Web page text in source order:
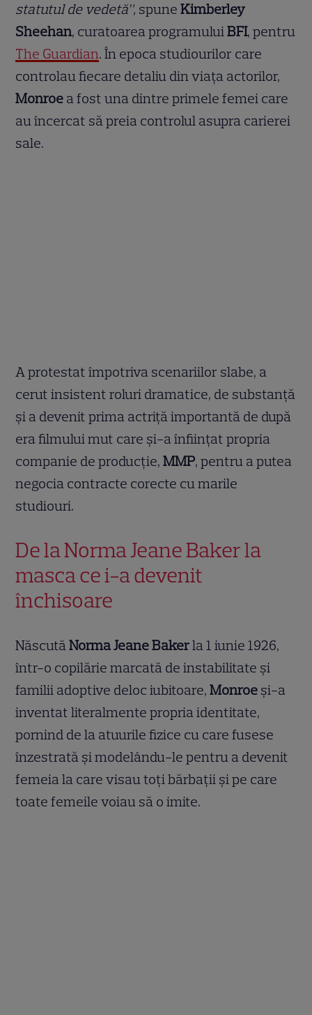
statutul de vedetă”, spuneKimberley
Sheehan, curatoarea programuluiBFI, pentru
The Guardian. În epoca studiourilor care
controlau fiecare detaliu din viața actorilor,
Monroe a fost una dintre primele femei care
au încercat să preia controlul asupra carierei
sale.
A protestat împotriva scenariilor slabe, a
cerut insistent roluri dramatice, de substanță
și a devenit prima actriță importantă de după
era filmului mut care și-a înființat propria
companie de producție,MMP, pentru a putea
negocia contracte corecte cu marile
studiouri.
De la Norma Jeane Baker la
masca ce i-a devenit
închisoare
NăscutăNorma Jeane Bakerla 1 iunie 1926,
într-o copilărie marcată de instabilitate și
familii adoptive deloc iubitoare,Monroe și-a
inventat literalmente propria identitate,
pornind de la atuurile fizice cu care fusese
înzestrată și modelându-le pentru a devenit
femeia la care visau toți bărbații și pe care
toate femeile voiau să o imite.